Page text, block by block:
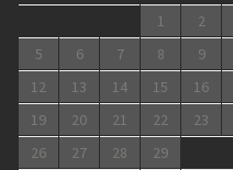
1 2
5
6 7 8 9
12
13 14 15 16
19
20 21 22 23
26
27 28 29